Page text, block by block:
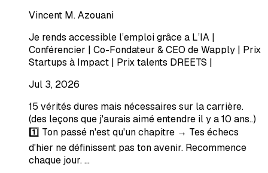
Vincent M. Azouani
Je rends accessible l’emploi grâce a L’IA |
Conférencier | Co-Fondateur & CEO de Wapply | Prix
Startups à Impact | Prix talents DREETS |
Jul 3, 2026
15 vérités dures mais nécessaires sur la carrière.
(des leçons que j'aurais aimé entendre il y a 10 ans..)
1️⃣ Ton passé n'est qu'un chapitre → Tes échecs
d'hier ne définissent pas ton avenir. Recommence
chaque jour. …